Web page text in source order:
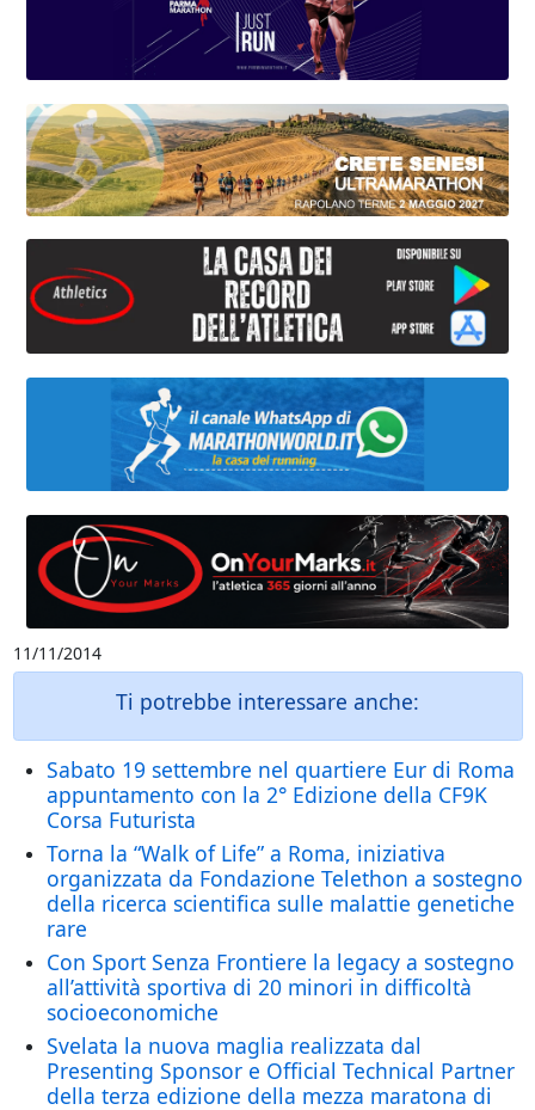
11/11/2014
Ti potrebbe interessare anche:
Sabato 19 settembre nel quartiere Eur di Roma
appuntamento con la 2° Edizione della CF9K
Corsa Futurista
Torna la “Walk of Life” a Roma, iniziativa
organizzata da Fondazione Telethon a sostegno
della ricerca scientifica sulle malattie genetiche
rare
Con Sport Senza Frontiere la legacy a sostegno
all’attività sportiva di 20 minori in difficoltà
socioeconomiche
Svelata la nuova maglia realizzata dal
Presenting Sponsor e Official Technical Partner
della terza edizione della mezza maratona di